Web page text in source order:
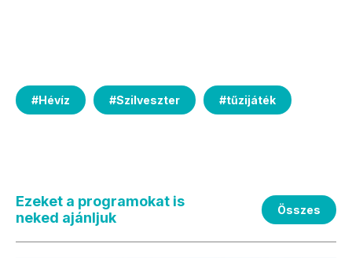
#Hévíz #Szilveszter #tűzijáték
Ezeket a programokat is
neked ajánljuk
Összes